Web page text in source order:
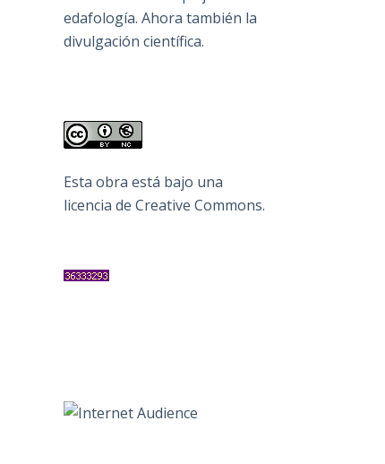
edafología. Ahora también la
divulgación científica.
Esta obra está bajo una
licencia de Creative Commons.